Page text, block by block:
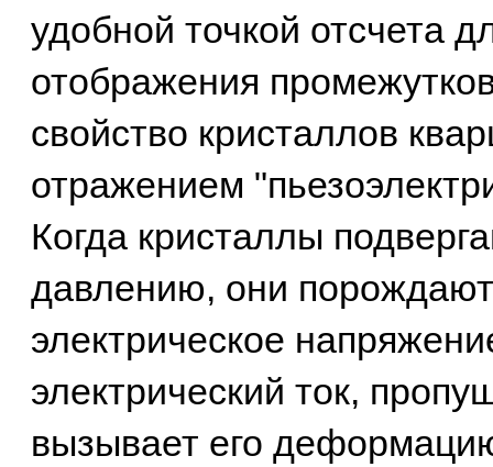
удобной точкой отсчета
отображения
свойство кристаллов
отражением
Когда кристаллы
давлению, они
электрическое
электрический ток,
вызывает его